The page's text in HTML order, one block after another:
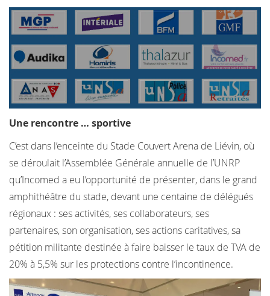
Une rencontre … sportive
C’est dans l’enceinte du Stade Couvert Arena de Liévin, où
se déroulait l’Assemblée Générale annuelle de l’UNRP
qu’Incomed a eu l’opportunité de présenter, dans le grand
amphithéâtre du stade, devant une centaine de délégués
régionaux : ses activités, ses collaborateurs, ses
partenaires, son organisation, ses actions caritatives, sa
pétition militante destinée à faire baisser le taux de TVA de
20% à 5,5% sur les protections contre l’incontinence.